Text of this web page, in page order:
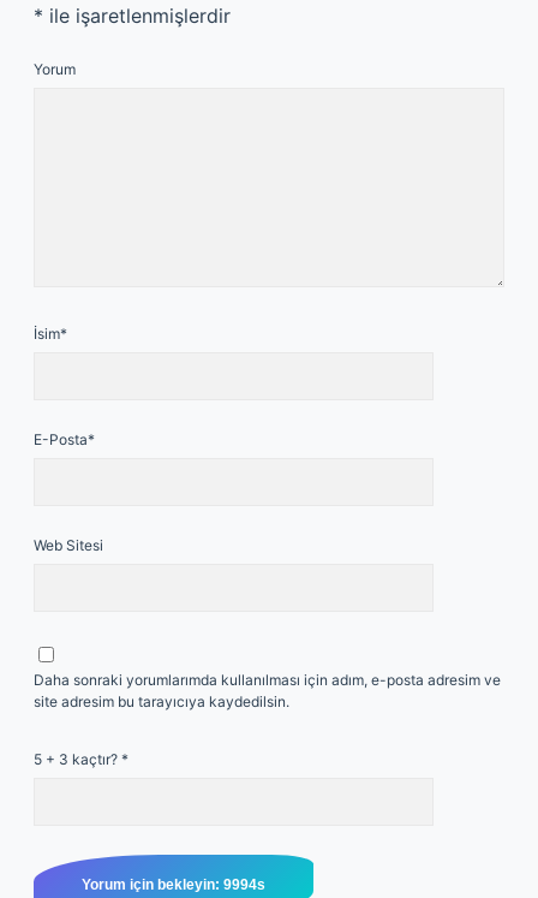
* ile işaretlenmişlerdir
Yorum
İsim*
E-Posta*
Web Sitesi
Daha sonraki yorumlarımda kullanılması için adım, e-posta adresim ve
site adresim bu tarayıcıya kaydedilsin.
5 + 3 kaçtır? *